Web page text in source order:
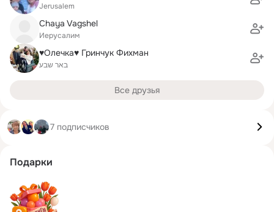
Jerusalem
Chaya Vagshel
Иерусалим
♥Олечка♥ Гринчук Фихман
באר שבע
Все друзья
7 подписчиков
Подарки